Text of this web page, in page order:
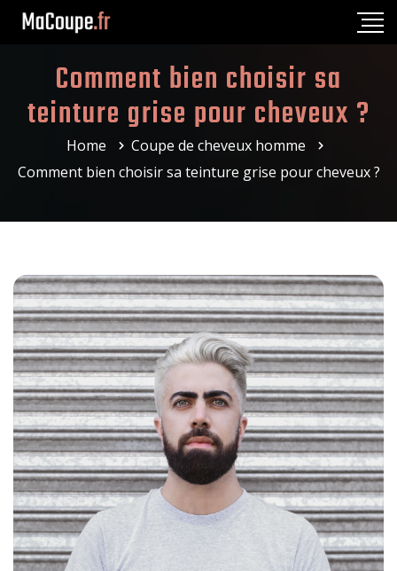
Comment bien choisir sa
teinture grise pour cheveux ?
Home
Coupe de cheveux homme
Comment bien choisir sa teinture grise pour cheveux ?